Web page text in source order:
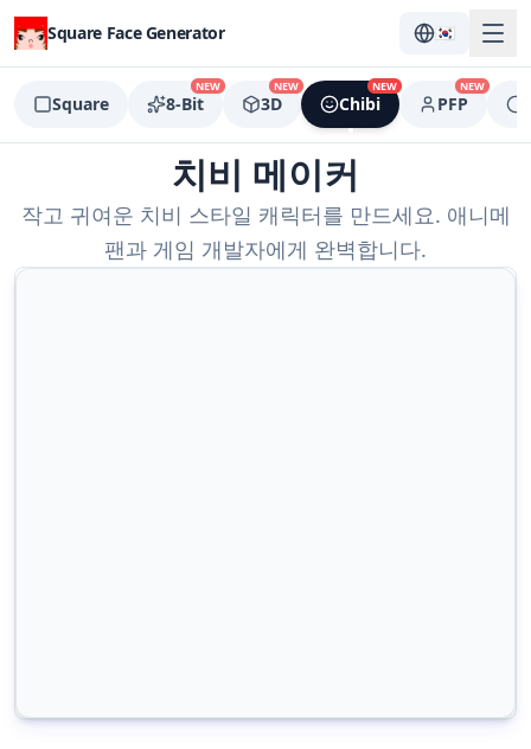
Square Face Generator 🇰🇷
Square 8-Bit
NEW
3D
NEW
Chibi
NEW
PFP
NEW
치비 메이커
작고 귀여운 치비 스타일 캐릭터를 만드세요. 애니메
팬과 게임 개발자에게 완벽합니다.